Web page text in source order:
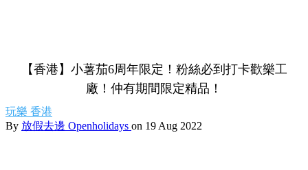
【香港】小薯茄6周年限定！粉絲必到打卡歡樂工
廠！仲有期間限定精品！
玩樂 香港
By 放假去邊 Openholidays on 19 Aug 2022